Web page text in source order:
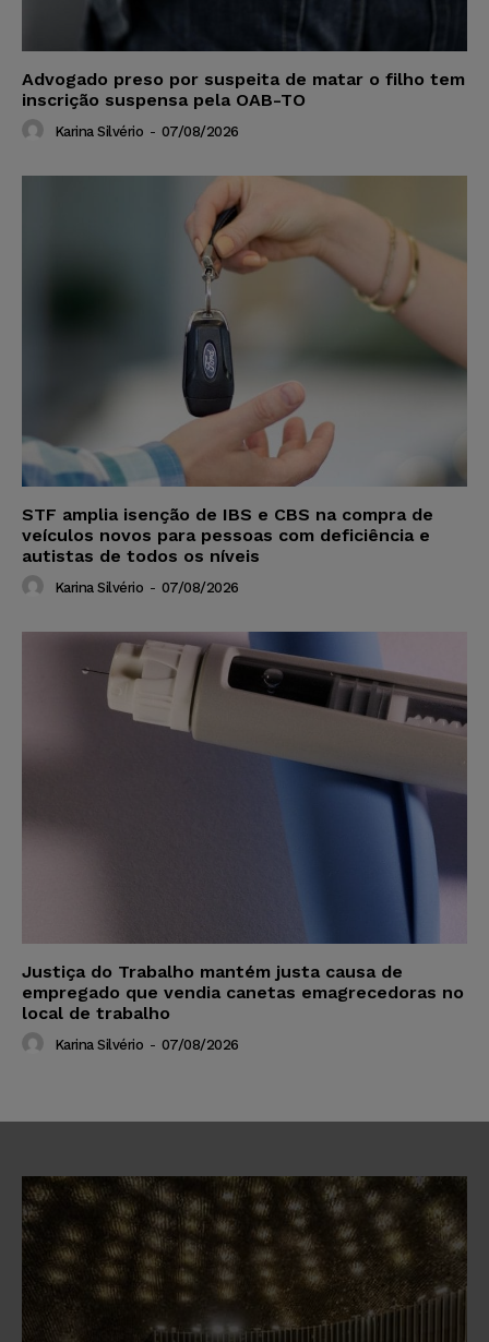
Advogado preso por suspeita de matar o filho tem
inscrição suspensa pela OAB-TO
Karina Silvério - 07/08/2026
STF amplia isenção de IBS e CBS na compra de
veículos novos para pessoas com deficiência e
autistas de todos os níveis
Karina Silvério - 07/08/2026
Justiça do Trabalho mantém justa causa de
empregado que vendia canetas emagrecedoras no
local de trabalho
Karina Silvério - 07/08/2026